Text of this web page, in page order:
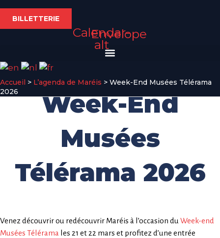
content
BILLETTERIE
Calendar-
alt
Envelope
Accueil > L’agenda de Maréis > Week-End Musées Télérama
2026
Week-End
Musées
Télérama 2026
Venez découvrir ou redécouvrir Maréis à l’occasion duWeek-end
Musées Télérama les 21 et 22 mars et profitez d’une entrée